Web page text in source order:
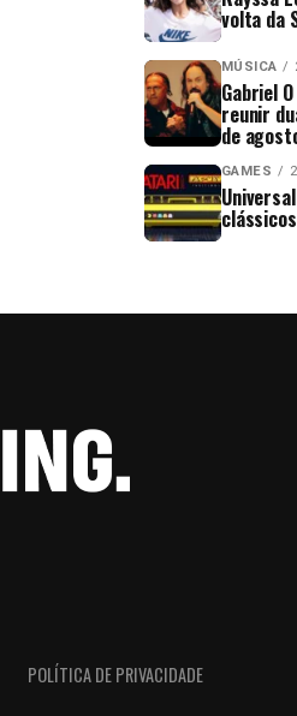
volta da
MÚSICA
Gabriel
reunir
de
GAMES
POLÍTICA DE PRIVACIDADE